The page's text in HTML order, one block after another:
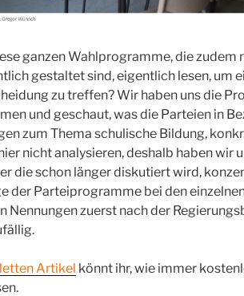
ganzen Wahlprogramme, die zudem
gestaltet sind, eigentlich lesen, um
zu treffen? Wir haben uns die
und geschaut, was die Parteien in
zum Thema schulische Bildung,
nicht analysieren, deshalb haben wir
die schon länger diskutiert wird,
der Parteiprogramme bei den
Nennungen zuerst nach der
Artikel könnt ihr, wie immer